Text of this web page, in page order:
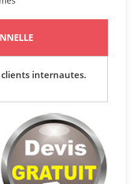
internautes.